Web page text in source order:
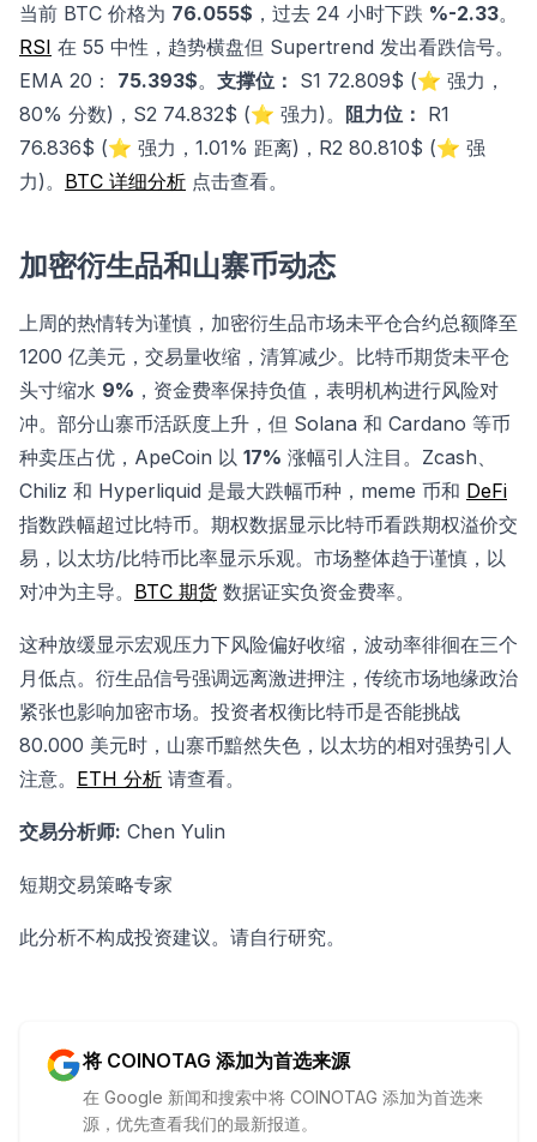
当前 BTC 价格为 76.055$ ，过去 24 小时下跌 %-2.33。
RSI 在 55 中性，趋势横盘但 Supertrend 发出看跌信号。
EMA 20： 75.393$。 支撑位： S1 72.809$ (⭐ 强力，
80% 分数)，S2 74.832$ (⭐ 强力)。 阻力位： R1
76.836$ (⭐ 强力，1.01% 距离)，R2 80.810$ (⭐ 强
力)。 BTC 详细分析 点击查看。
加密衍生品和山寨币动态
上周的热情转为谨慎，加密衍生品市场未平仓合约总额降至
1200 亿美元，交易量收缩，清算减少。比特币期货未平仓
头寸缩水 9% ，资金费率保持负值，表明机构进行风险对
冲。部分山寨币活跃度上升，但 Solana 和 Cardano 等币
种卖压占优，ApeCoin 以 17% 涨幅引人注目。Zcash、
Chiliz 和 Hyperliquid 是最大跌幅币种，meme 币和 DeFi
指数跌幅超过比特币。期权数据显示比特币看跌期权溢价交
易，以太坊/比特币比率显示乐观。市场整体趋于谨慎，以
对冲为主导。 BTC 期货 数据证实负资金费率。
这种放缓显示宏观压力下风险偏好收缩，波动率徘徊在三个
月低点。衍生品信号强调远离激进押注，传统市场地缘政治
紧张也影响加密市场。投资者权衡比特币是否能挑战
80.000 美元时，山寨币黯然失色，以太坊的相对强势引人
注意。 ETH 分析 请查看。
交易分析师: Chen Yulin
短期交易策略专家
此分析不构成投资建议。请自行研究。
将 COINOTAG 添加为首选来源
在 Google 新闻和搜索中将 COINOTAG 添加为首选来
源，优先查看我们的最新报道。